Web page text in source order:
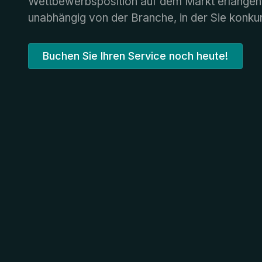
unabhängig von der Branche, in der Sie
Buchen Sie Ihren Service noch heute!